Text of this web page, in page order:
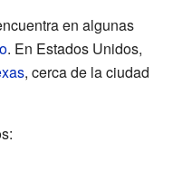
en algunas
. En Estados Unidos,
, cerca de la ciudad